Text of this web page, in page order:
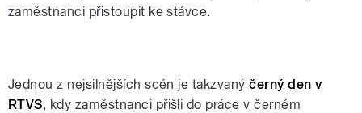
zaměstnanci přistoupit ke stávce.
Jednou z nejsilnějších scén je takzvanýčerný den v
RTVS, kdy zaměstnanci přišli do práce v černém